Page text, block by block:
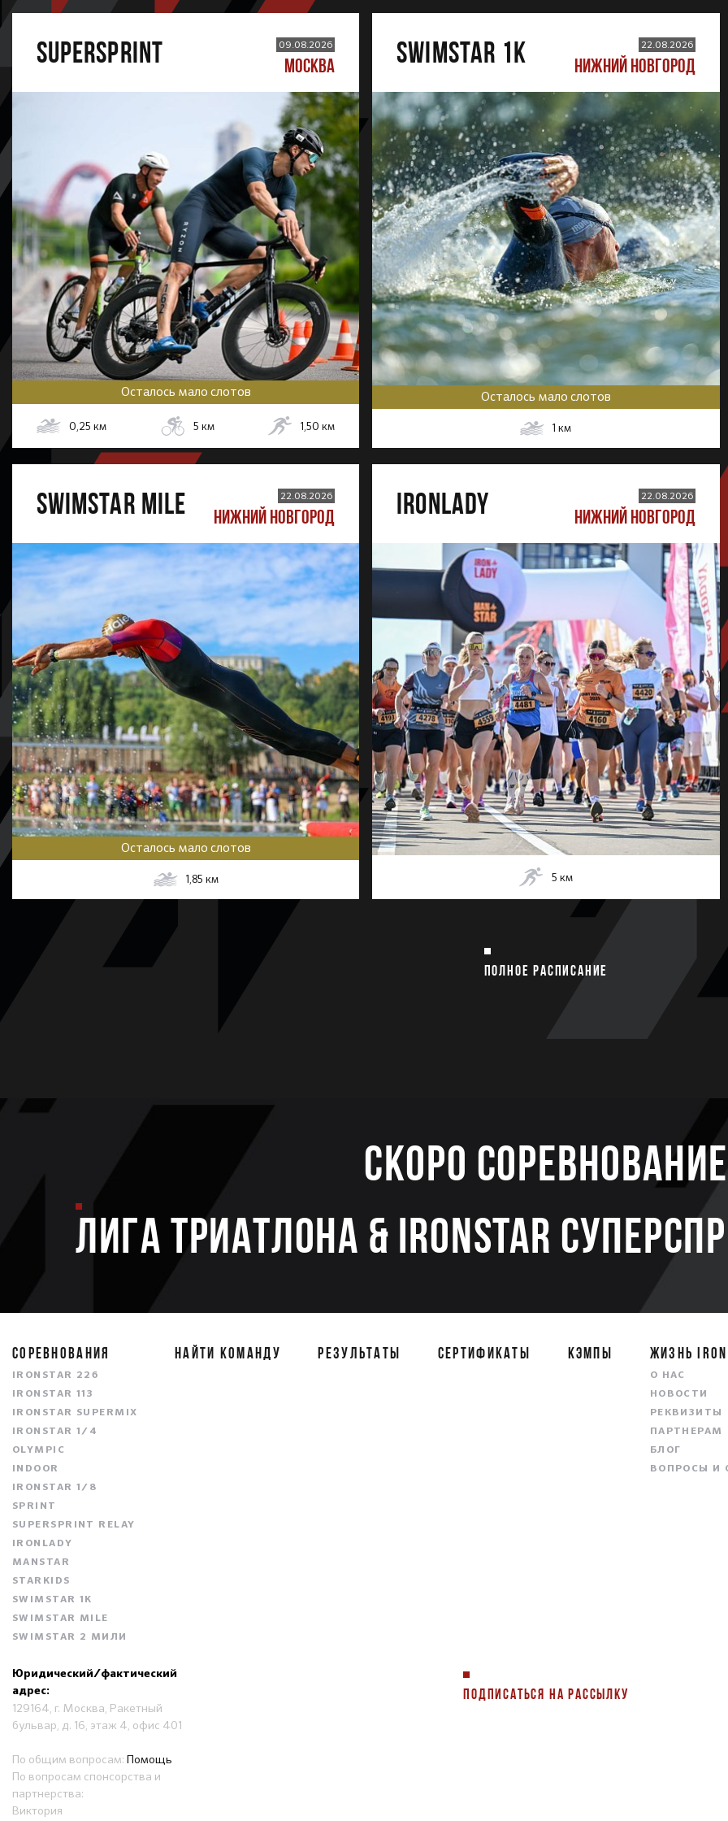
SUPERSPRINT 09.08.2026
МОСКВА
Осталось мало слотов
0,25 км 5 км 1,50км
SWIMSTAR 1K 22.08.2026
НИЖНИЙ НОВГОРОД
Осталось мало слотов
1км
SWIMSTAR MILE 22.08.2026
НИЖНИЙ НОВГОРОД
Осталось мало слотов
1,85 км
IRONLADY 22.08.2026
НИЖНИЙ НОВГОРОД
5 км
ПОЛНОЕ РАСПИСАНИЕ
Скоро соревнование
ЛИГА ТРИАТЛОНА & IRONSTAR
СОРЕВНОВАНИЯ
IRONSTAR 226
IRONSTAR 113
IRONSTAR SUPERMIX
IRONSTAR 1/4
OLYMPIC
INDOOR
IRONSTAR 1/8
SPRINT
SUPERSPRINT RELAY
IRONLADY
MANSTAR
STARKIDS
SWIMSTAR 1K
SWIMSTAR MILE
SWIMSTAR 2 МИЛИ
НАЙТИ КОМАНДУ РЕЗУЛЬТАТЫ СЕРТИФИКАТЫ КЭМПЫ ЖИЗНЬ
О НАС
НОВОСТИ
РЕКВИЗИТЫ
ПАРТНЕРАМ
БЛОГ
ВОПРОСЫ И
ПОДПИСАТЬСЯ НА РАССЫЛКУ
Юридический/фактический
адрес:
129164, г. Москва, Ракетный
бульвар, д. 16, этаж 4, офис 401
По общим вопросам: Помощь
По вопросам спонсорства и
партнерства:
Виктория